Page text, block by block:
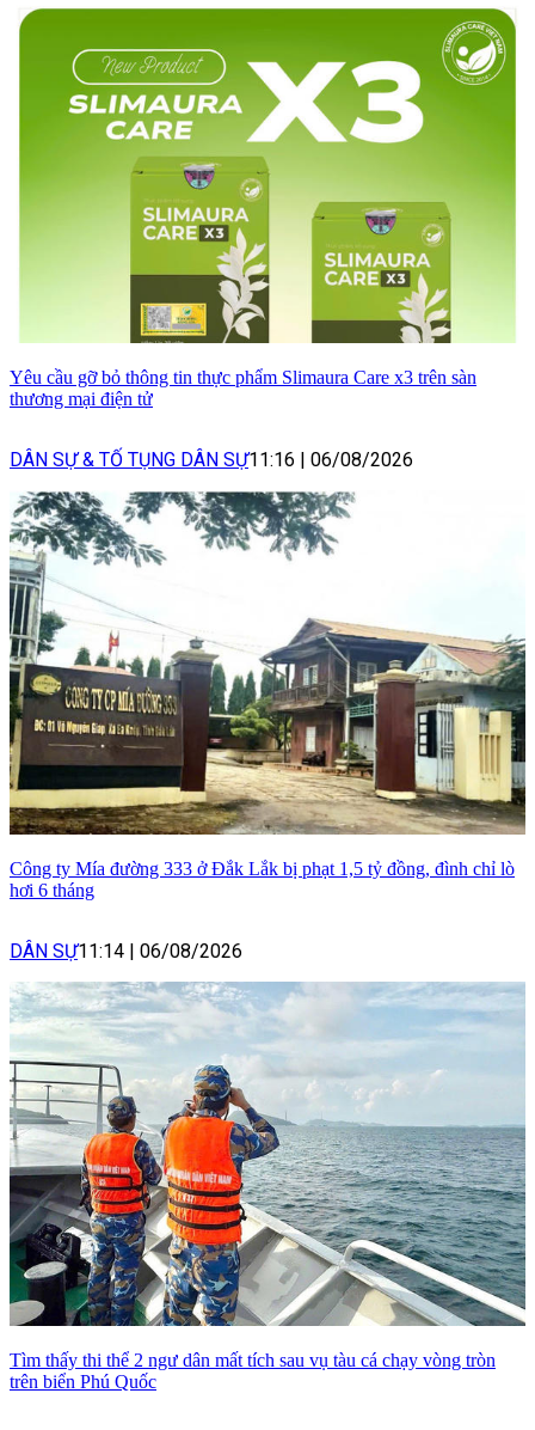
Yêu cầu gỡ bỏ thông tin thực phẩm Slimaura Care x3 trên sàn
thương mại điện tử
DÂN SỰ & TỐ TỤNG DÂN SỰ11:16 06/08/2026
Công ty Mía đường 333 ở Đắk Lắk bị phạt 1,5 tỷ đồng, đình chỉ lò
hơi 6 tháng
DÂN SỰ11:14 06/08/2026
Tìm thấy thi thể 2 ngư dân mất tích sau vụ tàu cá chạy vòng tròn
trên biển Phú Quốc